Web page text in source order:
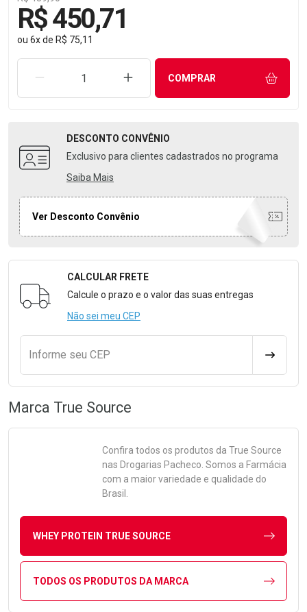
R$ 450,71
ou 6xde R$ 75,11
REMOVER UMA UNIDADEAUMENTAR UMA UNIDADE
COMPRAR
DESCONTO CONVÊNIO
Exclusivo para clientes cadastrados no programa
Saiba Mais
Ver Desconto Convênio
Formulário para Calcular o Frete
CALCULAR FRETE
Calcule o prazo e o valor das suas entregas
Não sei meu CEP
Informe seu CEP
Marca True Source
Confira todos os produtos da True Source
nas Drogarias Pacheco. Somos a Farmácia
com a maior variedade e qualidade do
Brasil.
WHEY PROTEIN TRUE SOURCE
TODOS OS PRODUTOS DA MARCA